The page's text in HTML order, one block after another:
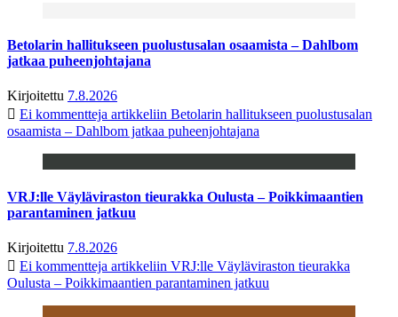
Betolarin hallitukseen puolustusalan osaamista – Dahlbom
jatkaa puheenjohtajana
Kirjoitettu 7.8.2026
Ei kommentteja artikkeliin Betolarin hallitukseen puolustusalan
osaamista – Dahlbom jatkaa puheenjohtajana
VRJ:lle Väyläviraston tieurakka Oulusta – Poikkimaantien
parantaminen jatkuu
Kirjoitettu 7.8.2026
Ei kommentteja artikkeliin VRJ:lle Väyläviraston tieurakka
Oulusta – Poikkimaantien parantaminen jatkuu